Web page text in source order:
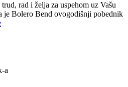
rad i želja za uspehom uz Vašu
je Bolero Bend ovogodišnji pobednik
a